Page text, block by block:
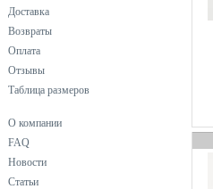
Доставка
Возвраты
Оплата
Отзывы
Таблица размеров
О компании
FAQ
Новости
Статьи